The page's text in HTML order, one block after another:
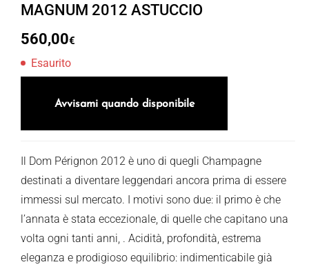
MAGNUM 2012 ASTUCCIO
560,00€
Esaurito
Avvisami quando disponibile
Il Dom Pérignon 2012 è uno di quegli Champagne
destinati a diventare leggendari ancora prima di essere
immessi sul mercato. I motivi sono due: il primo è che
l’annata è stata eccezionale, di quelle che capitano una
volta ogni tanti anni, . Acidità, profondità, estrema
eleganza e prodigioso equilibrio: indimenticabile già